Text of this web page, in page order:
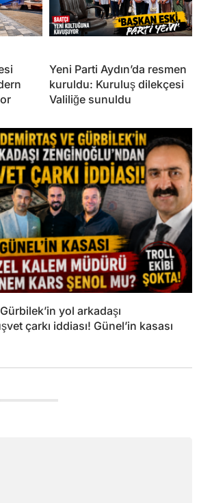
Yeni Parti Aydın’da resmen
kuruldu: Kuruluş dilekçesi
Valiliğe sunuldu
yol arkadaşı
çarkı iddiası! Günel’in kasası